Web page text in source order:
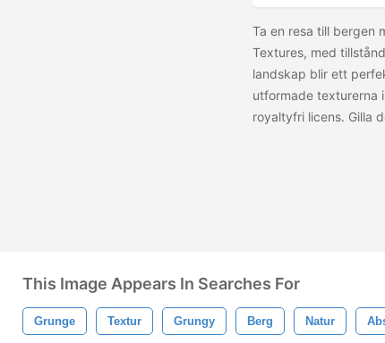
Ta en resa till bergen
Textures, med
landskap blir ett
utformade texturerna
royaltyfri licens. Gilla
This Image Appears In Searches For
Grunge Textur Grungy Berg Natur